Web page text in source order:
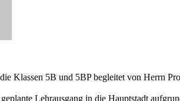
Klassen 5B und 5BP begleitet von Herrn
Lehrausgang in die Hauptstadt